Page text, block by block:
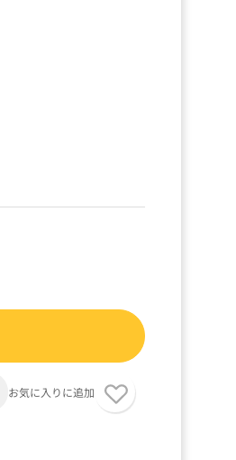
お気に入りに追加